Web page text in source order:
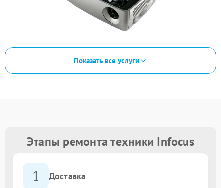
Показать все услуги
Этапы ремонта техники Infocus
1 Доставка